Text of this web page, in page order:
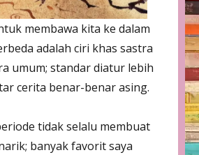
membawa kita ke dalam
adalah ciri khas sastra
umum; standar diatur lebih
cerita benar-benar asing.
tidak selalu membuat
banyak favorit saya